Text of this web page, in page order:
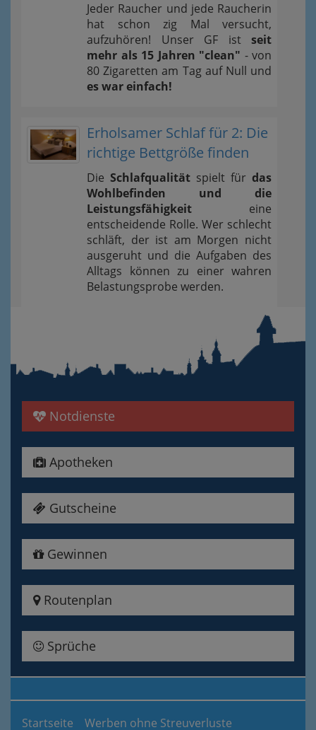
Jeder Raucher und jede Raucherin
hat schon zig Mal versucht,
aufzuhören! Unser GF ist seit
mehr als 15 Jahren "clean" - von
80 Zigaretten am Tag auf Null und
es war einfach!
Erholsamer Schlaf für 2: Die
richtige Bettgröße finden
Die Schlafqualität spielt für das
Wohlbefinden und die
Leistungsfähigkeit eine
entscheidende Rolle. Wer schlecht
schläft, der ist am Morgen nicht
ausgeruht und die Aufgaben des
Alltags können zu einer wahren
Belastungsprobe werden.
Notdienste
Apotheken
Gutscheine
Gewinnen
Routenplan
Sprüche
Startseite Werben ohne Streuverluste